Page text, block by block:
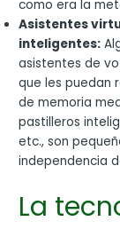
como era la
Asistentes
inteligentes:
asistentes de
que les puedan
de memoria
pastilleros
etc., son
independencia
La